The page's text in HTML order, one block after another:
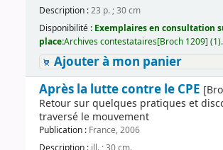
Description :23 p. ; 30 cm
Disponibilité : Exemplaires en consultation
place:Archives contestataires[Broch 1209] (1).
Ajouter à mon panier
Après la lutte contre le CPE
Retour sur quelques pratiques et
traversé le mouvement
Publication : France, 2006